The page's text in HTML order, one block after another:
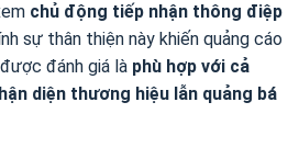
chủ động tiếp nhận thông điệp
sự thân thiện này khiến quảng cáo
đánh giá là phù hợp với cả
diện thương hiệu lẫn quảng bá